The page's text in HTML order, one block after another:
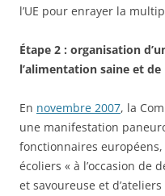
l’UE pour enrayer la
Étape 2 : organisation
l’alimentation saine et
En novembre 2007, la
une manifestation
fonctionnaires
écoliers « à l’occasion de
et savoureuse et